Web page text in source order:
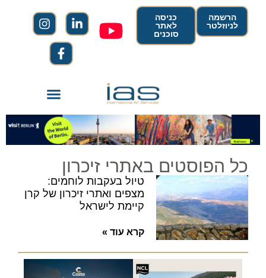
הרשמה
לניוזלטר
כניסה
לאתר
סוכנים
כל הפוסטים באתרי זיכרון
טיול בעקבות לוחמים:
מצפים ואתרי זיכרון של קרן
קיימת לישראל
קרא עוד »